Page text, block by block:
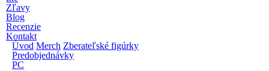
Zľavy
Blog
Recenzie
Kontakt
Úvod Merch Zberateľské figúrky
Predobjednávky
PC